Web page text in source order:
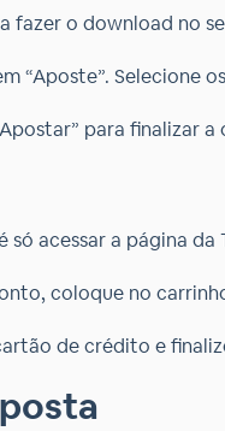
fazer o download no
“Aposte”. Selecione
para finalizar a
acessar a página
coloque no
de crédito e